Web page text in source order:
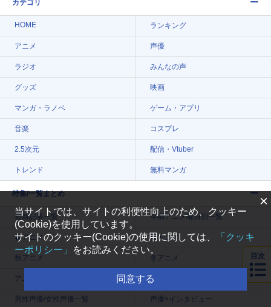
カテゴリ
HOME ランキング
アニメ 声優
ラジオ みんなの声
グッズ 映画
マンガ・ラノベ ゲーム・アプリ
音楽 コスプレ
2.5次元 配信・Vtuber
トレンド 無料マンガ
特集/一覧まとめ
最新記事一覧 今期アニメ曜日別一覧
春アニメ 夏アニメ
秋アニメ 冬アニメ
アニメ記事一覧 声優記事一覧
男性声優/女性声優一覧 声優×インタビュー
目次
×
当サイトでは、サイトの利便性向上のため、クッキー
(Cookie)を使用しています。
サイトのクッキー(Cookie)の使用に関しては、
「クッキ
ーポリシー」
をお読みください。
同意する